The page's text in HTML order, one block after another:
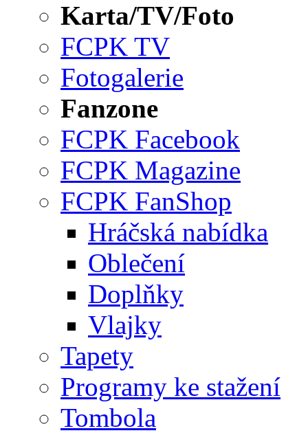
Karta/TV/Foto
FCPK TV
Fotogalerie
Fanzone
FCPK Facebook
FCPK Magazine
FCPK FanShop
Hráčská nabídka
Oblečení
Doplňky
Vlajky
Tapety
Programy ke stažení
Tombola